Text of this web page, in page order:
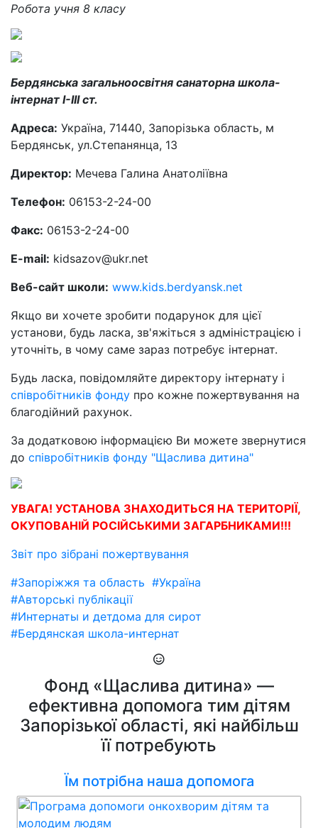
Робота учня 8 класу
Бердянська загальноосвітня санаторна школа-
інтернат I-III ст.
Адреса: Україна, 71440, Запорізька область, м
Бердянськ, ул.Степанянца, 13
Директор: Мечева Галина Анатоліївна
Телефон: 06153-2-24-00
Факс: 06153-2-24-00
E-mail: kidsazov@ukr.net
Веб-сайт школи: www.kids.berdyansk.net
Якщо ви хочете зробити подарунок для цієї
установи, будь ласка, зв'яжіться з адміністрацією і
уточніть, в чому саме зараз потребує інтернат.
Будь ласка, повідомляйте директору інтернату і
співробітників фонду про кожне пожертвування на
благодійний рахунок.
За додатковою інформацією Ви можете звернутися
до співробітників фонду "Щаслива дитина"
УВАГА! УСТАНОВА ЗНАХОДИТЬСЯ НА ТЕРИТОРІЇ,
ОКУПОВАНІЙ РОСІЙСЬКИМИ ЗАГАРБНИКАМИ!!!
Звіт про зібрані пожертвування
#Запоріжжя та область #Україна
#Авторські публікації
#Интернаты и детдома для сирот
#Бердянская школа-интернат
Фонд «Щаслива дитина» —
ефективна допомога тим дітям
Запорізької області, які найбільш
її потребують
Їм потрібна наша допомога